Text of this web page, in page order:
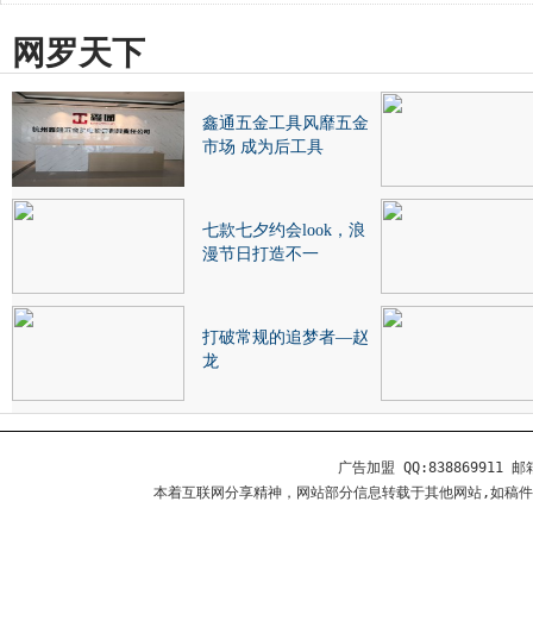
网罗天下
鑫通五金工具风靡五金
市场 成为后工具
七款七夕约会look，浪
漫节日打造不一
打破常规的追梦者—赵
龙
广告加盟 QQ:838869911 邮
本着互联网分享精神，网站部分信息转载于其他网站,如稿